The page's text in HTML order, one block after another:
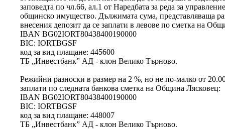
заповедта по чл.66, ал.1 от Наредбата за реда за
общинско имущество. Дължимата сума, представляваща
внесения депозит да се заплати в левове по сметка на
IBAN BG02IORT80438400190000
BIC: IORTBGSF
код за вид плащане: 445600
ТБ „Инвестбанк” АД - клон Велико Търново.
Режийни разноски в размер на 2 %, но не по-малко от
заплати по следната банкова сметка на Община Лясковец:
IBAN BG02IORT80438400190000
BIC: IORTBGSF
код за вид плащане: 448007
ТБ „Инвестбанк” АД - клон Велико Търново.